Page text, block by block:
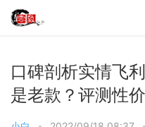
口碑剖析实情飞
是老款？评测性